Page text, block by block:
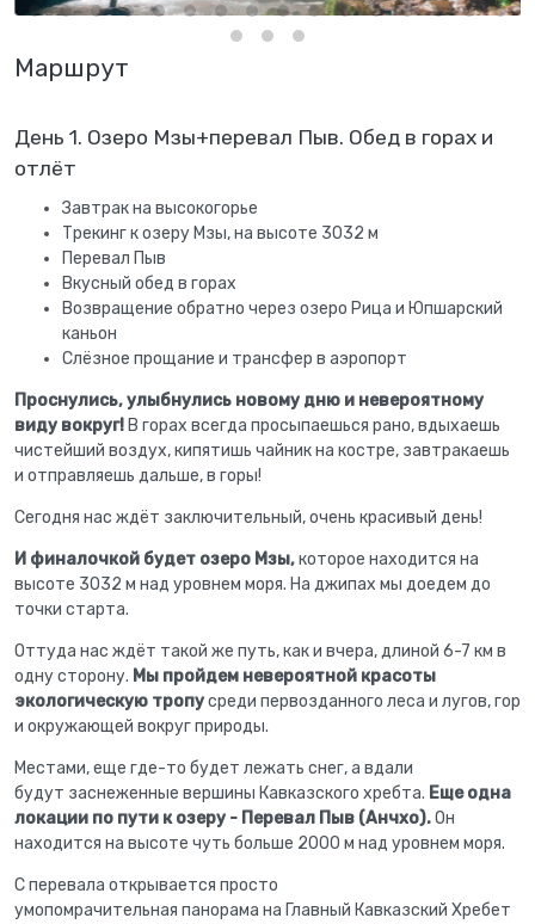
Маршрут
День 1. Озеро Мзы+перевал Пыв. Обед в горах и
отлёт
Завтрак на высокогорье
Трекинг к озеру Мзы, на высоте 3032 м
Перевал Пыв
Вкусный обед в горах
Возвращение обратно через озеро Рица и Юпшарский
каньон
Слёзное прощание и трансфер в аэропорт
Проснулись, улыбнулись новому дню и невероятному
виду вокруг! В горах всегда просыпаешься рано, вдыхаешь
чистейший воздух, кипятишь чайник на костре, завтракаешь
и отправляешь дальше, в горы!
Сегодня нас ждёт заключительный, очень красивый день!
И финалочкой будет озеро Мзы,которое находится на
высоте 3032 м над уровнем моря. На джипах мы доедем до
точки старта.
Оттуда нас ждёт такой же путь, как и вчера, длиной 6-7 км в
одну сторону. Мы пройдем невероятной красоты
экологическую тропусреди первозданного леса и лугов, гор
и окружающей вокруг природы.
Местами, еще где-то будет лежать снег, а вдали
будут заснеженные вершины Кавказского хребта. Еще одна
локации по пути к озеру - Перевал Пыв (Анчхо).Он
находится на высоте чуть больше 2000 м над уровнем моря.
С перевала открывается просто
умопомрачительная панорама на Главный Кавказский Хребет